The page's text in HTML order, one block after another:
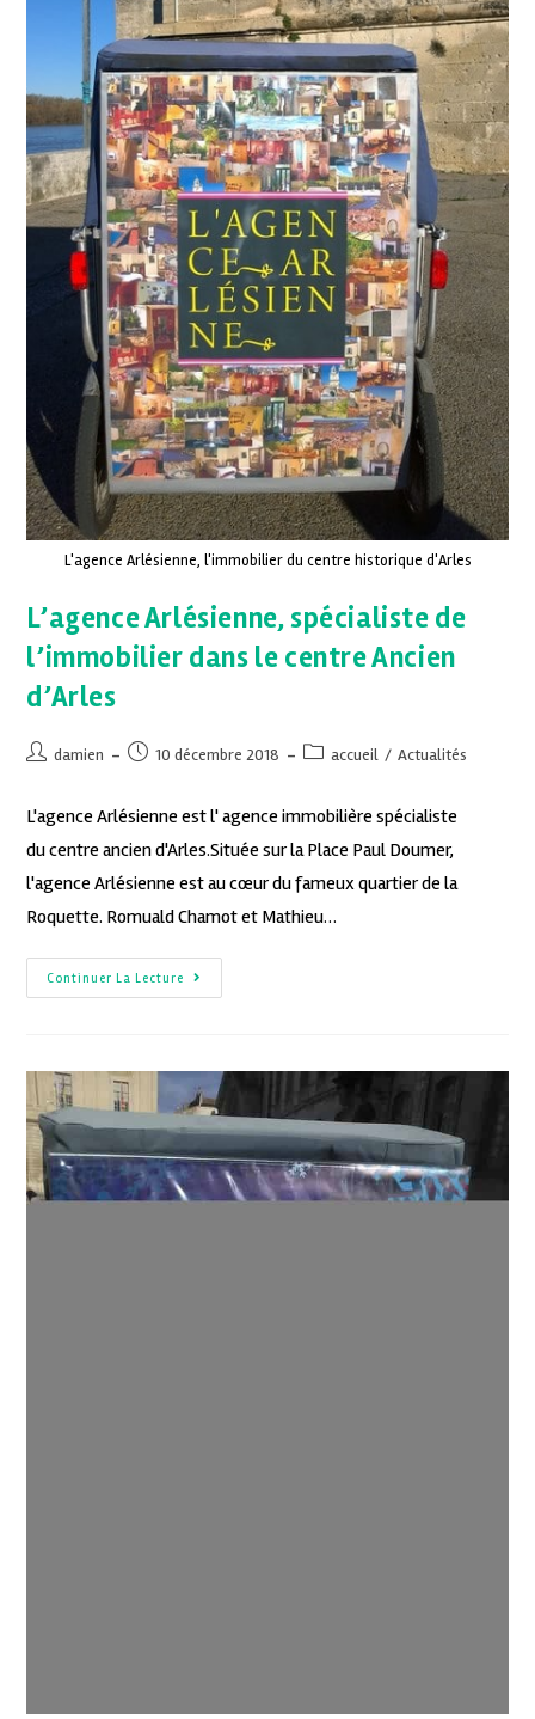
L'agence Arlésienne, l'immobilier du centre historique d'Arles
L’agence Arlésienne, spécialiste de
l’immobilier dans le centre Ancien
d’Arles
damien 10 décembre 2018 accueil / Actualités
L'agence Arlésienne est l' agence immobilière spécialiste
du centre ancien d'Arles.Située sur la Place Paul Doumer,
l'agence Arlésienne est au cœur du fameux quartier de la
Roquette. Romuald Chamot et Mathieu…
Continuer La Lecture